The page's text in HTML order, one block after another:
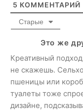
5 КОММЕНТАРИЙ
Старые
Это же
Креативный
не скажешь.
пшеницы или
туалеты тоже
дизайне,